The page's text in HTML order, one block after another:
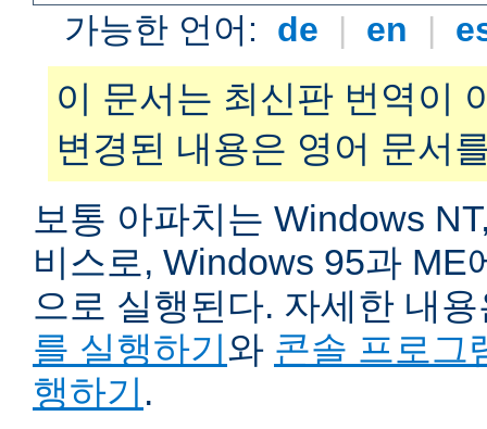
가능한 언어: de | en |
이 문서는 최신판 번역이
변경된 내용은 영어 문서
보통 아파치는 Windows
비스로, Windows 95과 ME
으로 실행된다. 자세한 내
를 실행하기와 콘솔 프로그
행하기 .